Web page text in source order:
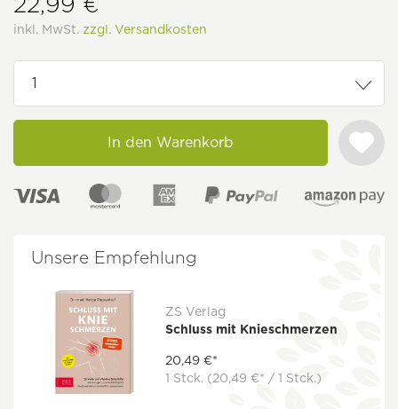
inkl. MwSt. zzgl. Versandkosten
In den Warenkorb
Unsere Empfehlung
ZS Verlag
Schluss mit Knieschmerzen
20,49 €*
1 Stck. (20,49 €* / 1 Stck.)